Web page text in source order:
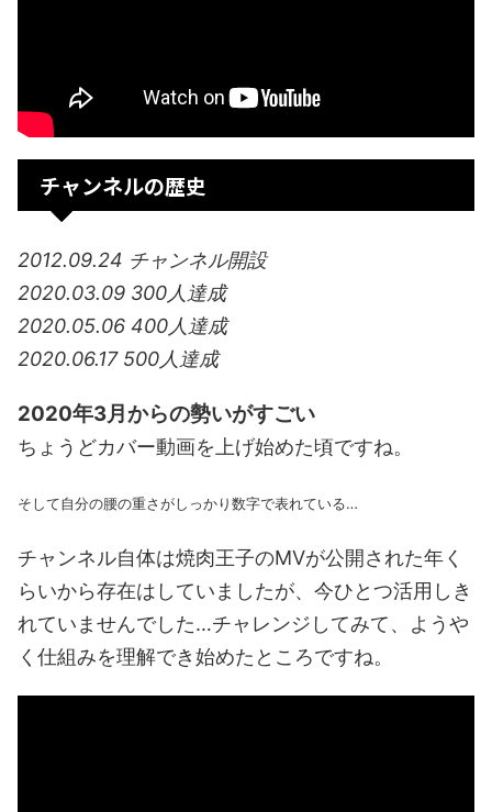
チャンネルの歴史
2012.09.24 チャンネル開設
2020.03.09 300人達成
2020.05.06 400人達成
2020.06.17 500人達成
2020年3月からの勢いがすごい
ちょうどカバー動画を上げ始めた頃ですね。
そして自分の腰の重さがしっかり数字で表れている…
チャンネル自体は焼肉王子のMVが公開された年く
らいから存在はしていましたが、今ひとつ活用しき
れていませんでした…チャレンジしてみて、ようや
く仕組みを理解でき始めたところですね。